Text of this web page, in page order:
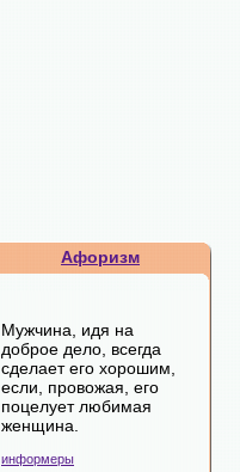
Афоризм
Мужчина, идя на
доброе дело, всегда
сделает его хорошим,
если, провожая, его
поцелует любимая
женщина.
информеры